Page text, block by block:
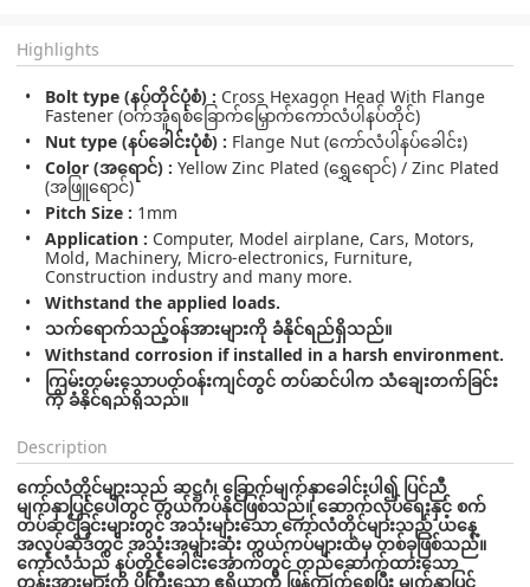
Highlights
Bolt type (နပ်တိုင်ပုံစံ) : Cross Hexagon Head With Flange
Fastener (ဝက်အူရစ်ခြောက်မြှောက်ကော်လံပါနပ်တိုင်)
Nut type (နပ်ခေါင်းပုံစံ) : Flange Nut (ကော်လံပါနပ်ခေါင်း)
Color (အရောင်) : Yellow Zinc Plated (ရွှေရောင်) / Zinc Plated
(အဖြူရောင်)
Pitch Size : 1mm
Application : Computer, Model airplane, Cars, Motors,
Mold, Machinery, Micro-electronics, Furniture,
Construction industry and many more.
Withstand the applied loads.
သက်ရောက်သည့်ဝန်အားများကို ခံနိုင်ရည်ရှိသည်။
Withstand corrosion if installed in a harsh environment.
ကြမ်းတမ်းသောပတ်ဝန်းကျင်တွင် တပ်ဆင်ပါက သံချေးတက်ခြင်း
ကို ခံနိုင်ရည်ရှိသည်။
Description
ကော်လံတိုင်များသည် ဆဋ္ဌဂံ၊ ခြောက်မျက်နှာခေါင်းပါ၍ ပြင်ညီ
မျက်နှာပြင်ပေါ်တွင် တွယ်ကပ်နိုင်‌ဖြစ်သည်။ ဆောက်လုပ်ရေးနှင့် စက်
တပ်ဆင်ခြင်းများတွင် အသုံးများသော ကော်လံတိုင်များသည် ယနေ့
အလုပ်ဆိုဒ်တွင် အသုံးအများဆုံး တွယ်ကပ်များထဲမှ တစ်ခုဖြစ်သည်။
ကော်လံသည် နပ်တိုင်ခေါင်းအောက်တွင် တည်ဆောက်ထားသော
တွန်းအားများကို ပိုကြီးသော ဧရိယာကို ဖြန့်ကျက်စေပြီး မျက်နှာပြင်